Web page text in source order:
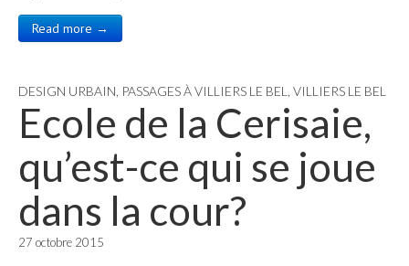
Read more →
DESIGN URBAIN PASSAGES À VILLIERS LE BEL VILLIERS LE BEL
Ecole de la Cerisaie,
qu’est-ce qui se joue
dans la cour?
27 octobre 2015